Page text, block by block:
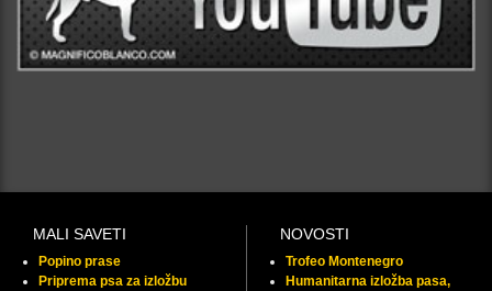
MALI SAVETI
Popino prase
Priprema psa za izložbu
NOVOSTI
Trofeo Montenegro
Humanitarna izložba pasa,